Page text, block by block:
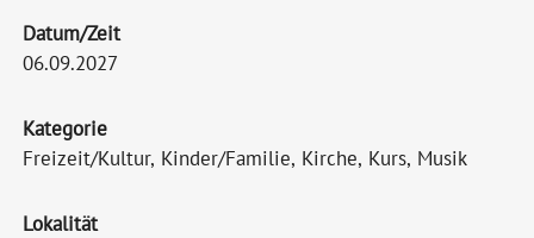
Datum/Zeit
06.09.2027
Kategorie
Freizeit/Kultur, Kinder/Familie, Kirche, Kurs, Musik
Lokalität